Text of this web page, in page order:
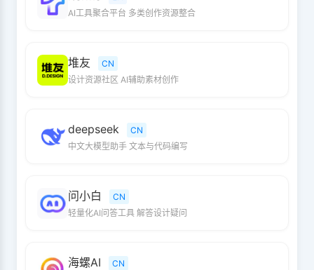
AI工具聚合平台 多类创作资源整合
堆友
CN
设计资源社区 AI辅助素材创作
deepseek
CN
中文大模型助手 文本与代码编写
问小白
CN
轻量化AI问答工具 解答设计疑问
海螺AI
CN